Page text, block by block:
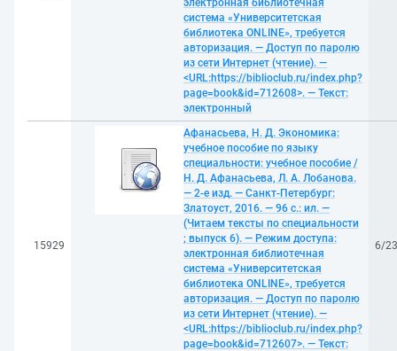
электронная библиотечная
система «Университетская
библиотека ONLINE», требуется
авторизация. — Доступ по паролю
из сети Интернет (чтение). —
<URL:https://biblioclub.ru/index.php?
page=book&id=712608>. — Текст:
электронный
15929
Афанасьева, Н. Д. Экономика:
учебное пособие по языку
специальности: учебное пособие /
Н. Д. Афанасьева, Л. А. Лобанова.
— 2-е изд. — Санкт-Петербург:
Златоуст, 2016. — 96 с.: ил. —
(Читаем тексты по специальности
; выпуск 6). — Режим доступа:
электронная библиотечная
система «Университетская
библиотека ONLINE», требуется
авторизация. — Доступ по паролю
из сети Интернет (чтение). —
<URL:https://biblioclub.ru/index.php?
page=book&id=712607>. — Текст:
6/